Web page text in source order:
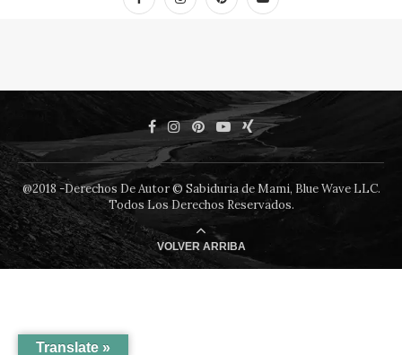
@2018 -Derechos De Autor © Sabiduria de Mami, Blue Wave LLC.
Todos Los Derechos Reservados.
VOLVER ARRIBA
Translate »